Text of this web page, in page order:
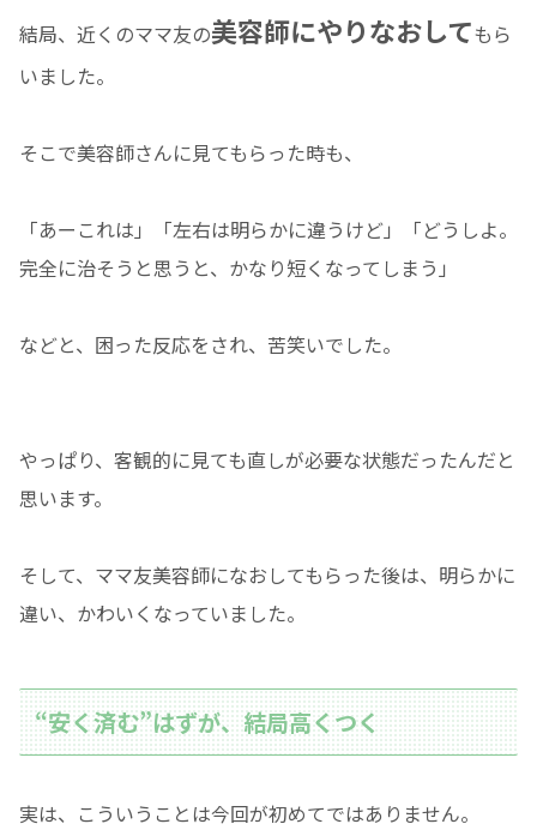
結局、近くのママ友の美容師にやりなおしてもら
いました。
そこで美容師さんに見てもらった時も、
「あーこれは」「左右は明らかに違うけど」「どうしよ。
完全に治そうと思うと、かなり短くなってしまう」
などと、困った反応をされ、苦笑いでした。
やっぱり、客観的に見ても直しが必要な状態だったんだと
思います。
そして、ママ友美容師になおしてもらった後は、明らかに
違い、かわいくなっていました。
“安く済む”はずが、結局高くつく
実は、こういうことは今回が初めてではありません。